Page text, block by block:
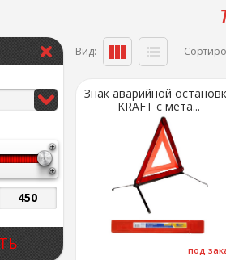
Вид:
Знак аварийной
KRAFT с мета...
под